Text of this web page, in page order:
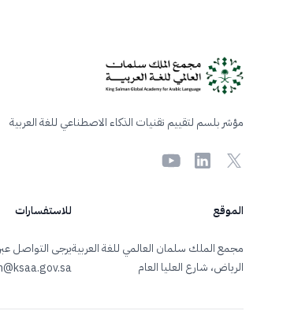
مؤشر بلسم لتقييم تقنيات الذكاء الاصطناعي للغة العربية
X
LinkedIn
Youtube
الموقع
مجمع الملك سلمان العالمي للغة العربية
الرياض، شارع العليا العام
للاستفسارات
يرجى التواصل عبر